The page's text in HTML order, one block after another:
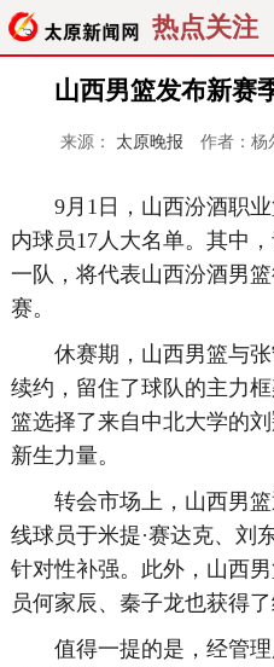
热点关注
山西男篮发布新赛
来源： 太原晚报 作者：杨
9月1日，山西汾酒职业
内球员17人大名单。其中
一队，将代表山西汾酒男
赛。
休赛期，山西男篮与张
续约，留住了球队的主力
篮选择了来自中北大学的
新生力量。
转会市场上，山西男篮
线球员于米提·赛达克、刘
针对性补强。此外，山西
员何家辰、秦子龙也获得了
值得一提的是，经管理